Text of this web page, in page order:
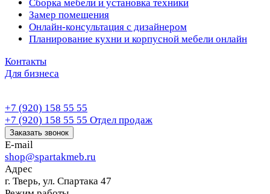
Сборка мебели и установка техники
Замер помещения
Онлайн-консультация с дизайнером
Планирование кухни и корпусной мебели онлайн
Контакты
Для бизнеса
+7 (920) 158 55 55
+7 (920) 158 55 55 Отдел продаж
Заказать звонок
E-mail
shop@spartakmeb.ru
Адрес
г. Тверь, ул. Спартака 47